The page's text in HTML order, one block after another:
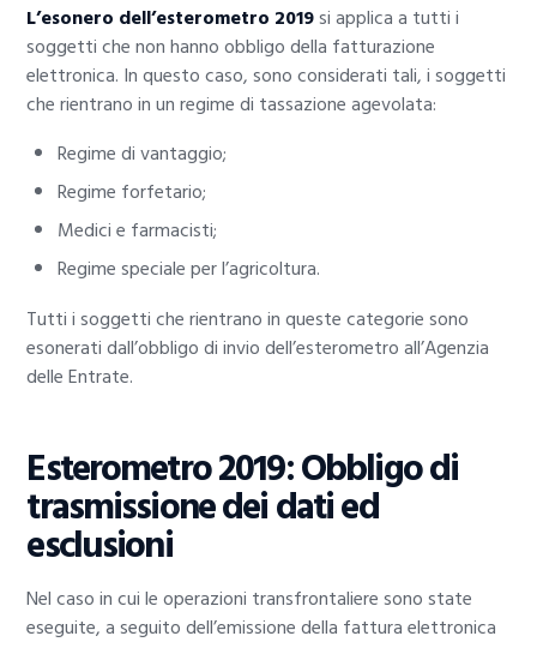
L’esonero dell’esterometro 2019si applica a tutti i
soggetti che non hanno obbligo della fatturazione
elettronica. In questo caso, sono considerati tali, i soggetti
che rientrano in un regime di tassazione agevolata:
Regime di vantaggio;
Regime forfetario;
Medici e farmacisti;
Regime speciale per l’agricoltura.
Tutti i soggetti che rientrano in queste categorie sono
esonerati dall’obbligo di invio dell’esterometro all’Agenzia
delle Entrate.
Esterometro 2019: Obbligo di
trasmissione dei dati ed
esclusioni
Nel caso in cui le operazioni transfrontaliere sono state
eseguite, a seguito dell’emissione della fattura elettronica